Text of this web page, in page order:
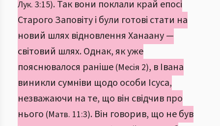
Лук. 3:15). Так вони поклали край епосі
Старого Заповіту і були готові стати на
новий шлях відновлення Ханаану —
світовий шлях. Однак, як уже
пояснювалося раніше (Месія 2), в Івана
виникли сумніви щодо особи Ісуса,
незважаючи на те, що він свідчив про
нього (Матв. 11:3). Він говорив, що не був